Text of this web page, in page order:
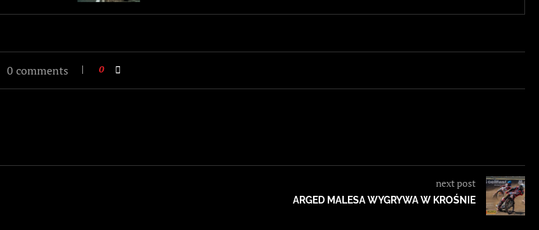
0 comments 0
next post
ARGED MALESA WYGRYWA W KROŚNIE